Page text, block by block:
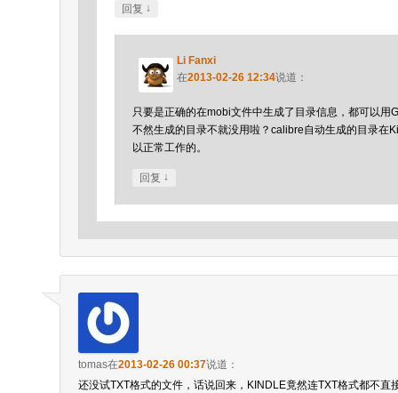
回复 ↓
Li Fanxi
在2013-02-26 12:34说道：
只要是正确的在mobi文件中生成了目录信息，都可以用
不然生成的目录不就没用啦？calibre自动生成的目录在
以正常工作的。
回复 ↓
tomas在2013-02-26 00:37说道：
还没试TXT格式的文件，话说回来，KINDLE竟然连TXT格式都不直